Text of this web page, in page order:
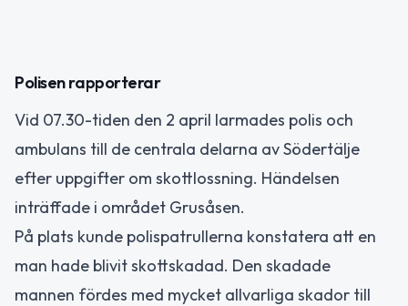
Polisen rapporterar
Vid 07.30-tiden den 2 april larmades polis och
ambulans till de centrala delarna av Södertälje
efter uppgifter om skottlossning. Händelsen
inträffade i området Grusåsen.
På plats kunde polispatrullerna konstatera att en
man hade blivit skottskadad. Den skadade
mannen fördes med mycket allvarliga skador till